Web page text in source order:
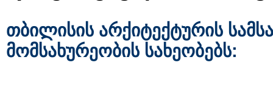
თბილისის არქიტექტურის
მომსახურეობის სახეობებს: